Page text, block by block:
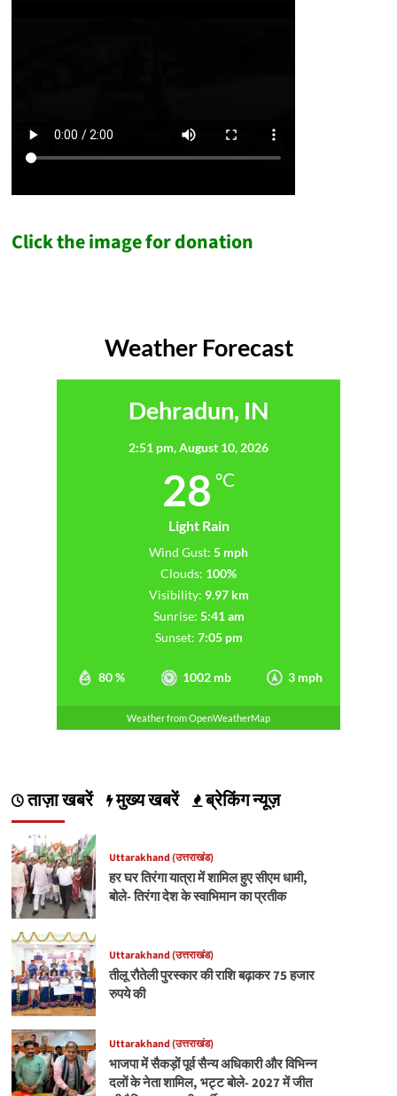
Click the image for donation
Weather Forecast
Dehradun, IN
2:51 pm,August 10, 2026
28 °C
Light Rain
80 % 1002 mb 3 mph
Wind Gust: 5 mph
Clouds: 100%
Visibility: 9.97 km
Sunrise: 5:41 am
Sunset: 7:05 pm
Weather from OpenWeatherMap
ताज़ा खबरें मुख्य खबरें ब्रेकिंग न्यूज़
Uttarakhand (उत्तराखंड)
हर घर तिरंगा यात्रा में शामिल हुए सीएम धामी,
बोले- तिरंगा देश के स्वाभिमान का प्रतीक
Uttarakhand (उत्तराखंड)
तीलू रौतेली पुरस्कार की राशि बढ़ाकर 75 हजार
रुपये की
Uttarakhand (उत्तराखंड)
भाजपा में सैकड़ों पूर्व सैन्य अधिकारी और विभिन्न
दलों के नेता शामिल, भट्ट बोले- 2027 में जीत